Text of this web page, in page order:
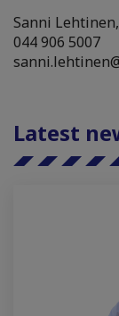
Sanni
044 906 5007
Latest